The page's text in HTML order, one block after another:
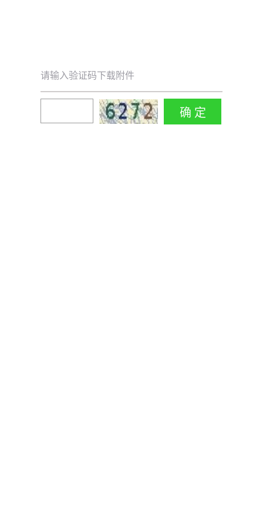
请输入验证码下载附件